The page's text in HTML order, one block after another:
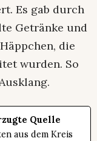
Es gab durch
Getränke und
die
wurden. So
Quelle
aus dem Kreis